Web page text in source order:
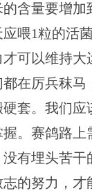
含量要增加
应喂1粒的活
可以维持大
在厉兵秣
套。我们
。赛鸽路
有埋头苦
的努力，